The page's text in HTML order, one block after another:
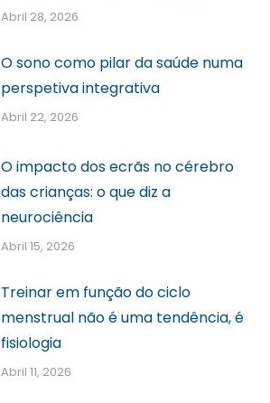
Abril 28, 2026
O sono como pilar da saúde numa
perspetiva integrativa
Abril 22, 2026
O impacto dos ecrãs no cérebro
das crianças: o que diz a
neurociência
Abril 15, 2026
Treinar em função do ciclo
menstrual não é uma tendência, é
fisiologia
Abril 11, 2026